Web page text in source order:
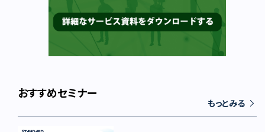
おすすめセミナー
もっとみる